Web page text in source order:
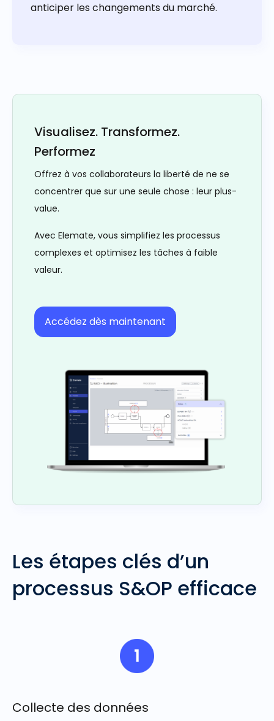
anticiper les changements du marché.
Visualisez. Transformez.
Performez
Offrez à vos collaborateurs la liberté de ne se
concentrer que sur une seule chose : leur plus-
value.
Avec Elemate, vous simplifiez les processus
complexes et optimisez les tâches à faible
valeur.
Accédez dès maintenant
Les étapes clés d’un
processus S&OP efficace
Collecte des données